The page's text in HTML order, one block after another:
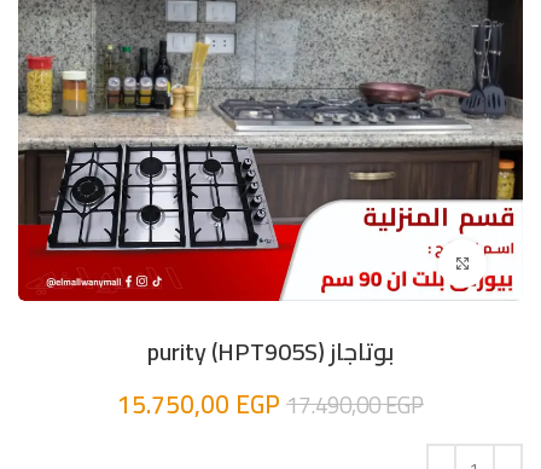
اضغط للتكبير
بوتاجاز purity (HPT905S)
17.490,00EGP
15.750,00 EGP